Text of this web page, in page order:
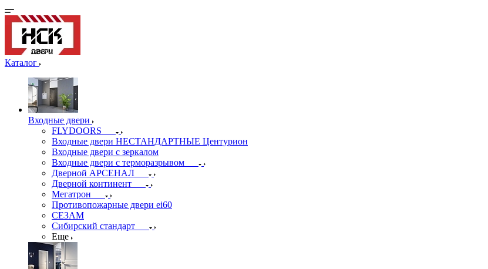
Каталог
Входные двери
FLYDOORS
Входные двери НЕСТАНДАРТНЫЕ Центурион
Входные двери с зеркалом
Входные двери с терморазрывом
Дверной АРСЕНАЛ
Дверной континент
Мегатрон
Противопожарные двери ei60
СЕЗАМ
Сибирский стандарт
Еще